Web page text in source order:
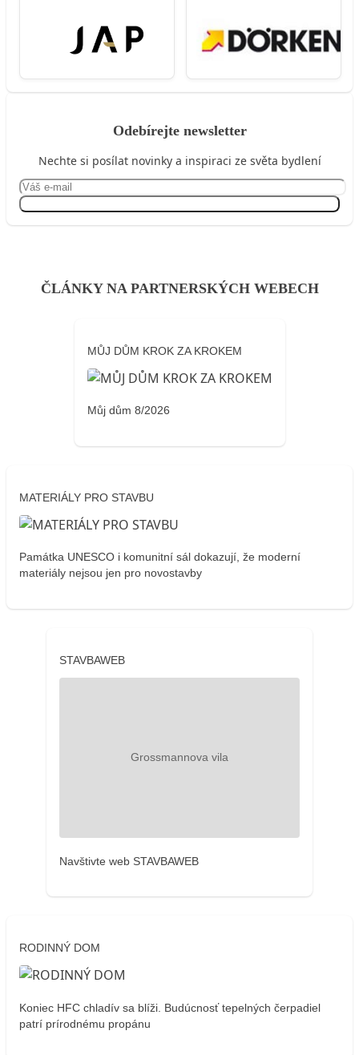
Odebírejte newsletter
Nechte si posílat novinky a inspiraci ze světa bydlení
ČLÁNKY NA PARTNERSKÝCH WEBECH
MŮJ DŮM KROK ZA KROKEM
Můj dům 8/2026
MATERIÁLY PRO STAVBU
Památka UNESCO i komunitní sál dokazují, že moderní
materiály nejsou jen pro novostavby
STAVBAWEB
Navštivte web STAVBAWEB
RODINNÝ DOM
Koniec HFC chladív sa blíži. Budúcnosť tepelných čerpadiel
patrí prírodnému propánu